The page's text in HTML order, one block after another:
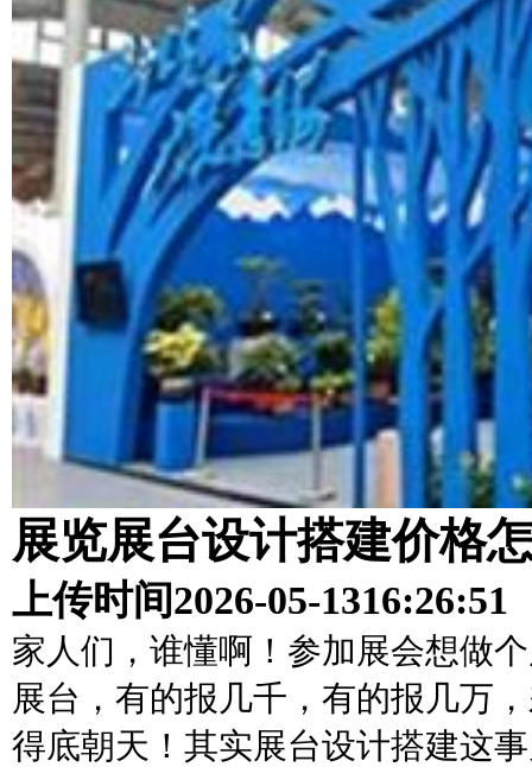
展览展台设计搭建价格
上传时间2026-05-1316:26:51
家人们，谁懂啊！参加展会想做
展台，有的报几千，有的报几万
得底朝天！其实展台设计搭建这